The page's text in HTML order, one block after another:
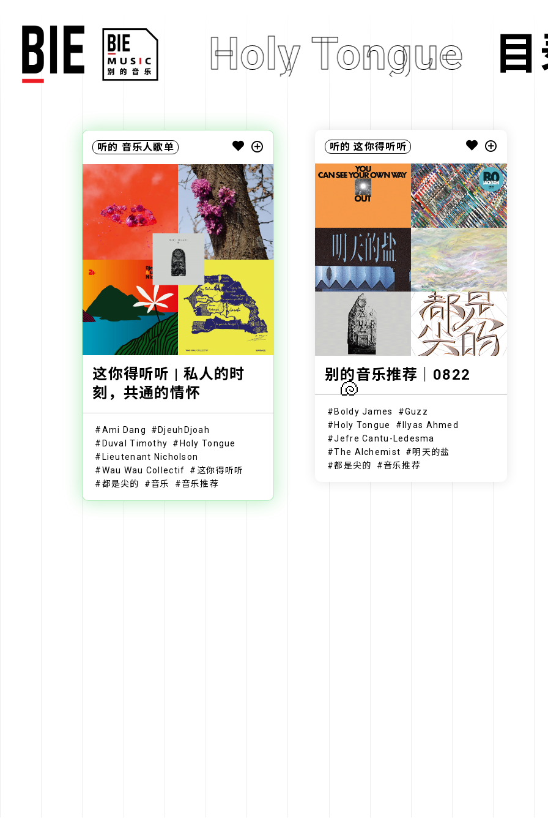
Holy Tongue
听的 音乐人歌单
这你得听听 | 私人的时
刻，共通的情怀
Ami Dang
DjeuhDjoah
Duval Timothy
Holy Tongue
Lieutenant Nicholson
Wau Wau Collectif
这你得听听
都是尖的
音乐 音乐推荐
听的 这你得听听
别的音乐推荐｜0822
Boldy James
Guzz
Holy Tongue
Ilyas Ahmed
Jefre Cantu-Ledesma
The Alchemist
明天的盐
都是尖的
音乐推荐
🐚